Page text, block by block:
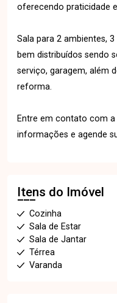
oferecendo praticidade
Sala para 2 ambientes,
bem distribuídos sendo
serviço, garagem, além
reforma.
Entre em contato com
informações e agende
Itens do Imóvel
Cozinha
Sala de Estar
Sala de Jantar
Térrea
Varanda